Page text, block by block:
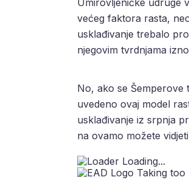
Umirovljeničke udruge
većeg faktora rasta,
usklađivanje trebalo
njegovim tvrdnjama
No, ako se Šemperove
uvedeno ovaj model
usklađivanje iz srpnja
na ovamo možete
Loading...
Taking too